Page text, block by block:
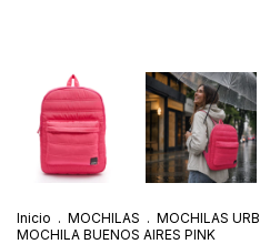
Inicio . MOCHILAS . MOCHILAS
MOCHILA BUENOS AIRES PINK